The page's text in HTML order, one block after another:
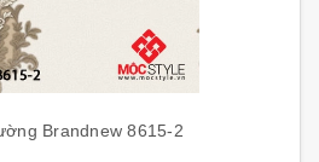
Brandnew 8615-2